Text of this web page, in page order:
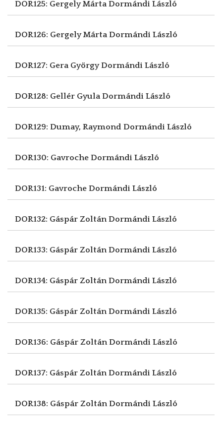
DOR125: Gergely MártaDormándi László
DOR126: Gergely MártaDormándi László
DOR127: Gera GyörgyDormándi László
DOR128: Gellér GyulaDormándi László
DOR129: Dumay, Raymond Dormándi László
DOR130: Gavroche Dormándi László
DOR131: Gavroche Dormándi László
DOR132: Gáspár ZoltánDormándi László
DOR133: Gáspár ZoltánDormándi László
DOR134: Gáspár ZoltánDormándi László
DOR135: Gáspár ZoltánDormándi László
DOR136: Gáspár ZoltánDormándi László
DOR137: Gáspár ZoltánDormándi László
DOR138: Gáspár ZoltánDormándi László